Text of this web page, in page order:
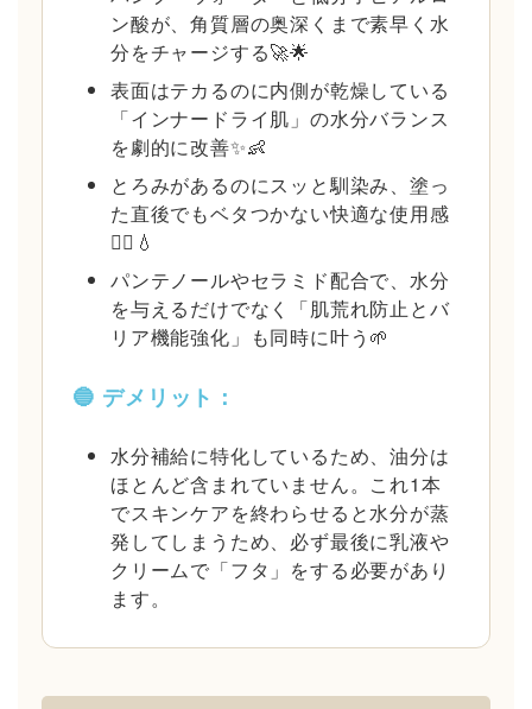
ン酸が、角質層の奥深くまで素早く水
分をチャージする🚀🌟
表面はテカるのに内側が乾燥している
「インナードライ肌」の水分バランス
を劇的に改善✨👶
とろみがあるのにスッと馴染み、塗っ
た直後でもベタつかない快適な使用感
🙆‍♂️💧
パンテノールやセラミド配合で、水分
を与えるだけでなく「肌荒れ防止とバ
リア機能強化」も同時に叶う🌱
🔵 デメリット：
水分補給に特化しているため、油分は
ほとんど含まれていません。これ1本
でスキンケアを終わらせると水分が蒸
発してしまうため、必ず最後に乳液や
クリームで「フタ」をする必要があり
ます。